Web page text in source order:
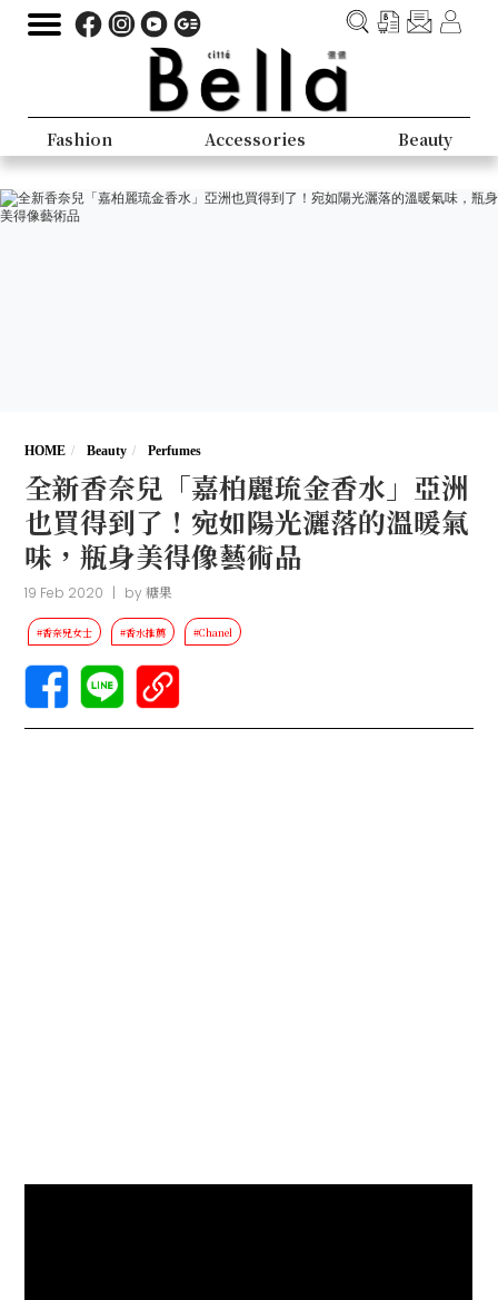
Fashion Accessories Beauty
HOME Beauty Perfumes
全新香奈兒「嘉柏麗琉金香水」亞洲
也買得到了！宛如陽光灑落的溫暖氣
味，瓶身美得像藝術品
19 Feb 2020 | by糖果
#香奈兒女士 #香水推薦 #Chanel